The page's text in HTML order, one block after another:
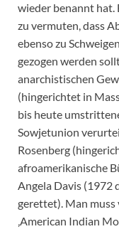
wieder benannt hat.
zu vermuten, dass
ebenso zu
gezogen werden
anarchistischen
(hingerichtet in
bis heute
Sowjetunion
Rosenberg
afroamerikanische
Angela Davis
gerettet). Man
‚American Indian